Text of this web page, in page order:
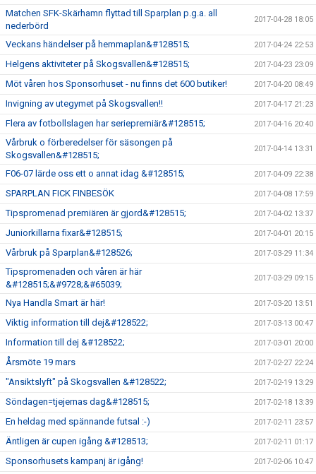
Matchen SFK-Skärhamn flyttad till Sparplan p.g.a. all
nederbörd
2017-04-28 18:05
Veckans händelser på hemmaplan&#128515; 2017-04-24 22:53
Helgens aktiviteter på Skogsvallen&#128515; 2017-04-23 23:09
Möt våren hos Sponsorhuset - nu finns det 600 butiker! 2017-04-20 08:49
Invigning av utegymet på Skogsvallen!! 2017-04-17 21:23
Flera av fotbollslagen har seriepremiär&#128515; 2017-04-16 20:40
Vårbruk o förberedelser för säsongen på
Skogsvallen&#128515;
2017-04-14 13:31
F06-07 lärde oss ett o annat idag &#128515; 2017-04-09 22:38
SPARPLAN FICK FINBESÖK 2017-04-08 17:59
Tipspromenad premiären är gjord&#128515; 2017-04-02 13:37
Juniorkillarna fixar&#128515; 2017-04-01 20:15
Vårbruk på Sparplan&#128526; 2017-03-29 11:34
Tipspromenaden och våren är här
&#128515;&#9728;&#65039;
2017-03-29 09:15
Nya Handla Smart är här! 2017-03-20 13:51
Viktig information till dej&#128522; 2017-03-13 00:47
Information till dej &#128522; 2017-03-01 20:00
Årsmöte 19 mars 2017-02-27 22:24
"Ansiktslyft" på Skogsvallen &#128522; 2017-02-19 13:29
Söndagen=tjejernas dag&#128515; 2017-02-18 13:39
En heldag med spännande futsal :-) 2017-02-11 23:57
Äntligen är cupen igång &#128513; 2017-02-11 01:17
Sponsorhusets kampanj är igång! 2017-02-06 10:47